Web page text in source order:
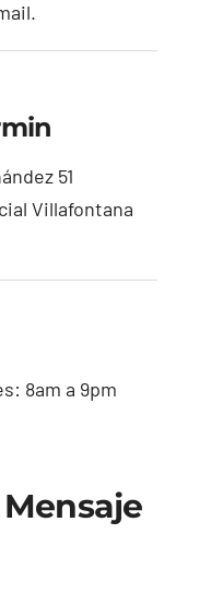
51
Villafontana
8am a 9pm